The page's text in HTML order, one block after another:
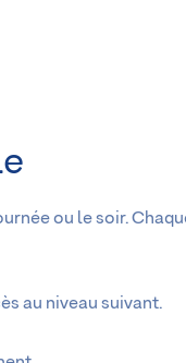
ou le soir.
au niveau suivant.